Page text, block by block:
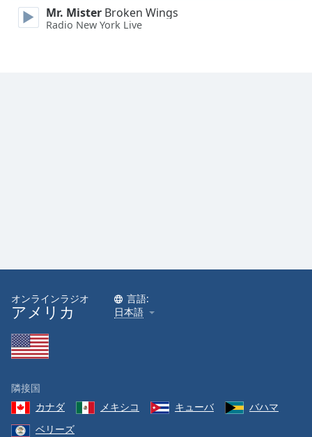
Area
Background
Family
Reset
Close
Modal
Dialog
dialog
window.
Mr. Mister Broken Wings
Radio New York Live
オンラインラジオ
アメリカ
言語:
日本語
隣接国
カナダ
メキシコ キューバ
バハマ
ベリーズ